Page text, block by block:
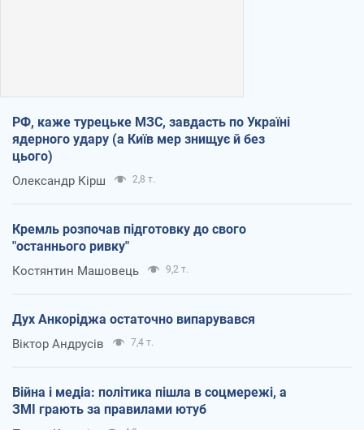
РФ, каже турецьке МЗС, завдасть по Україні
ядерного удару (а Київ мер знищує й без
цього)
Олександр Кірш 2,8 т.
Кремль розпочав підготовку до свого
"останнього ривку"
Костянтин Машовець 9,2 т.
Дух Анкоріджа остаточно випарувався
Віктор Андрусів 7,4 т.
Війна і медіа: політика пішла в соцмережі, а
ЗМІ грають за правилами ютуб